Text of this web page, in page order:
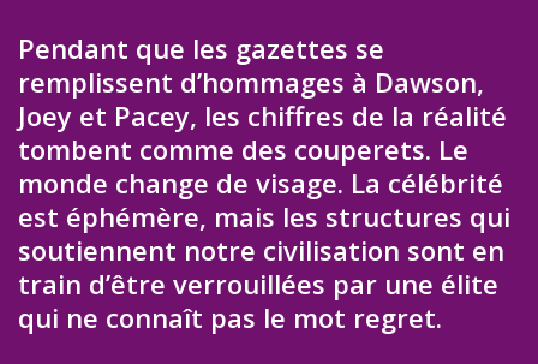
Pendant que les gazettes se
remplissent d’hommages à Dawson,
Joey et Pacey, les chiffres de la réalité
tombent comme des couperets. Le
monde change de visage. La célébrité
est éphémère, mais les structures qui
soutiennent notre civilisation sont en
train d’être verrouillées par une élite
qui ne connaît pas le mot regret.